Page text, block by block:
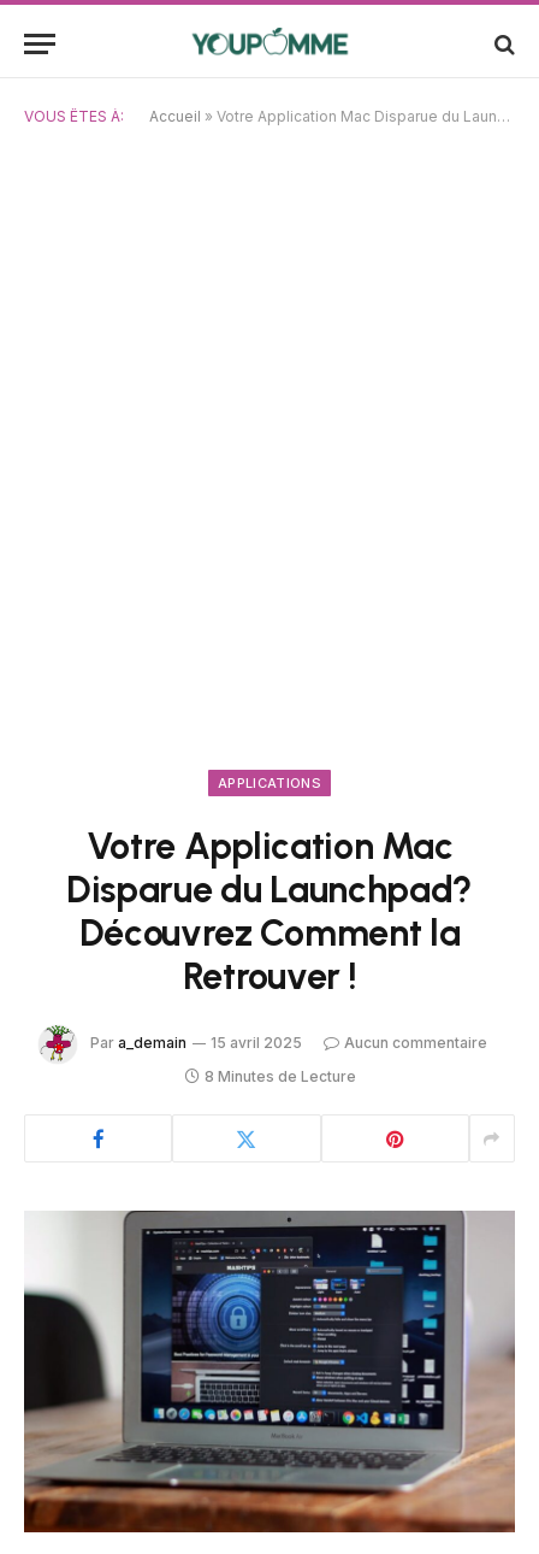
VOUS ÊTES À: Accueil » Votre Application Mac Disparue du Launchpad? Découvrez Comment la Retrouver !
APPLICATIONS
Votre Application Mac
Disparue du Launchpad?
Découvrez Comment la
Retrouver !
Par a_demain 15 avril 2025
Aucun commentaire
8 Minutes de Lecture